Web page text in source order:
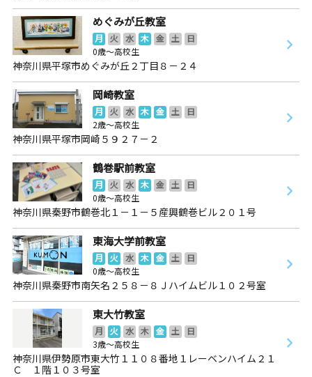
めぐみが丘教室
月 火 水 木 金 土
日
0歳～高校生
神奈川県平塚市めぐみが丘２丁目８－２４
岡崎教室
月 火 水 木 金 土
日
2歳～高校生
神奈川県平塚市岡崎５９２７－２
鶴巻駅前教室
月 火 水 木 金 土
日
0歳～高校生
神奈川県秦野市鶴巻北１－１－５産興鶴巻ビル２０１号
東海大学前教室
月 火 水 木 金 土
日
0歳～高校生
神奈川県秦野市南矢名２５８－８Ｊハイムビル１０２号室
東大竹教室
月 火 水 木 金 土
日
3歳～高校生
神奈川県伊勢原市東大竹１１０８番地１レーベンハイム２１
Ｃ １階１０３号室